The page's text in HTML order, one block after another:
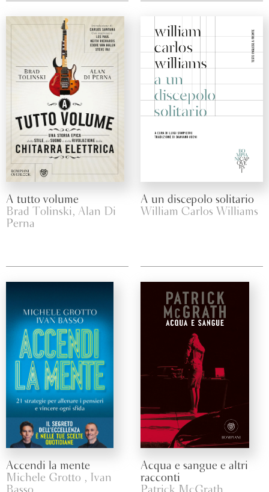
A tutto volume
Brad Tolinski, Alan Di
Perna
A un discepolo solitario
William Carlos Williams
Accendi la mente
Michele Grotto , Ivan
Acqua e sangue e altri
racconti